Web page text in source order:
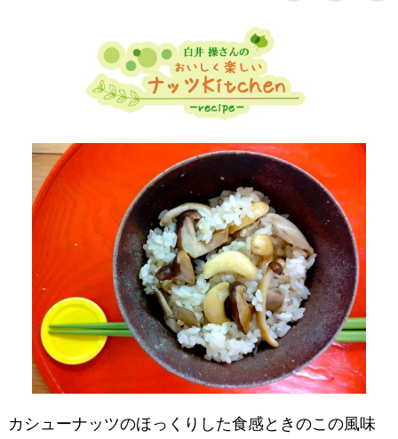
カシューナッツのほっくりした食感ときのこの風味